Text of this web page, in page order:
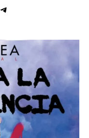
Telegram